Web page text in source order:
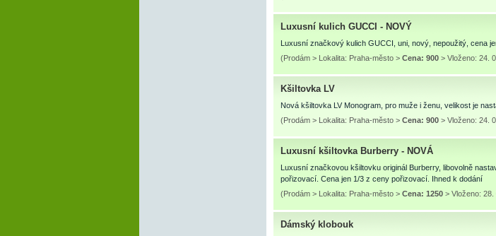
Luxusní kulich GUCCI - NOVÝ
Luxusní značkový kulich GUCCI, uni, nový, nepoužitý, cena
(Prodám > Lokalita: Praha-město > Cena: 900 > Vloženo: 24.
Kšiltovka LV
Nová kšiltovka LV Monogram, pro muže i ženu, velikost je
(Prodám > Lokalita: Praha-město > Cena: 900 > Vloženo: 24.
Luxusní kšiltovka Burberry - NOVÁ
Luxusní značkovou kšiltovku originál Burberry, libovolně
pořizovací. Cena jen 1/3 z ceny pořizovací. Ihned k dodání
(Prodám > Lokalita: Praha-město > Cena: 1250 > Vloženo:
Dámský klobouk